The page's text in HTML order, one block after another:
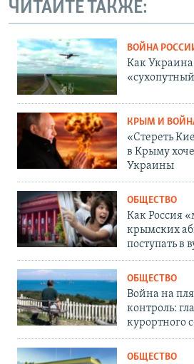
ЧИТАЙТЕ ТАКЖЕ:
ВОЙНА
Как Украина
КРЫМ И
«Стереть
в Крыму
Украины
ОБЩЕСТВО
Как Россия
крымских
поступать в
ОБЩЕСТВО
Война на
контроль:
курортного
ОБЩЕСТВО